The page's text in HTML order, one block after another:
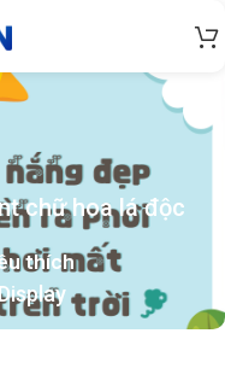
chữ hoa lá độc
thích